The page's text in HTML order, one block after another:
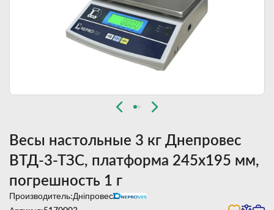
Весы настольные 3 кг Днепровес
ВТД-3-ТЗС, платформа 245х195 мм,
погрешность 1 г
Производитель:Дніпровес